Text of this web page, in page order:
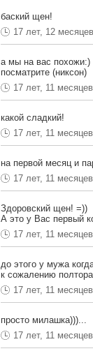
баский щен!
17 лет, 12
а мы на вас похожи:)
посматрите (никсон)
17 лет, 11
какой сладкий!
17 лет, 11
на первой месяц и
17 лет, 11
Здоровский щен! =))
А это у Вас первый
17 лет, 11
до этого у мужа
к сожалению
17 лет, 11
просто милашка)))...
17 лет, 11